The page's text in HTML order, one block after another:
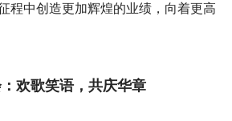
程中创造更加辉煌的业绩，向着更高
欢歌笑语，共庆华章